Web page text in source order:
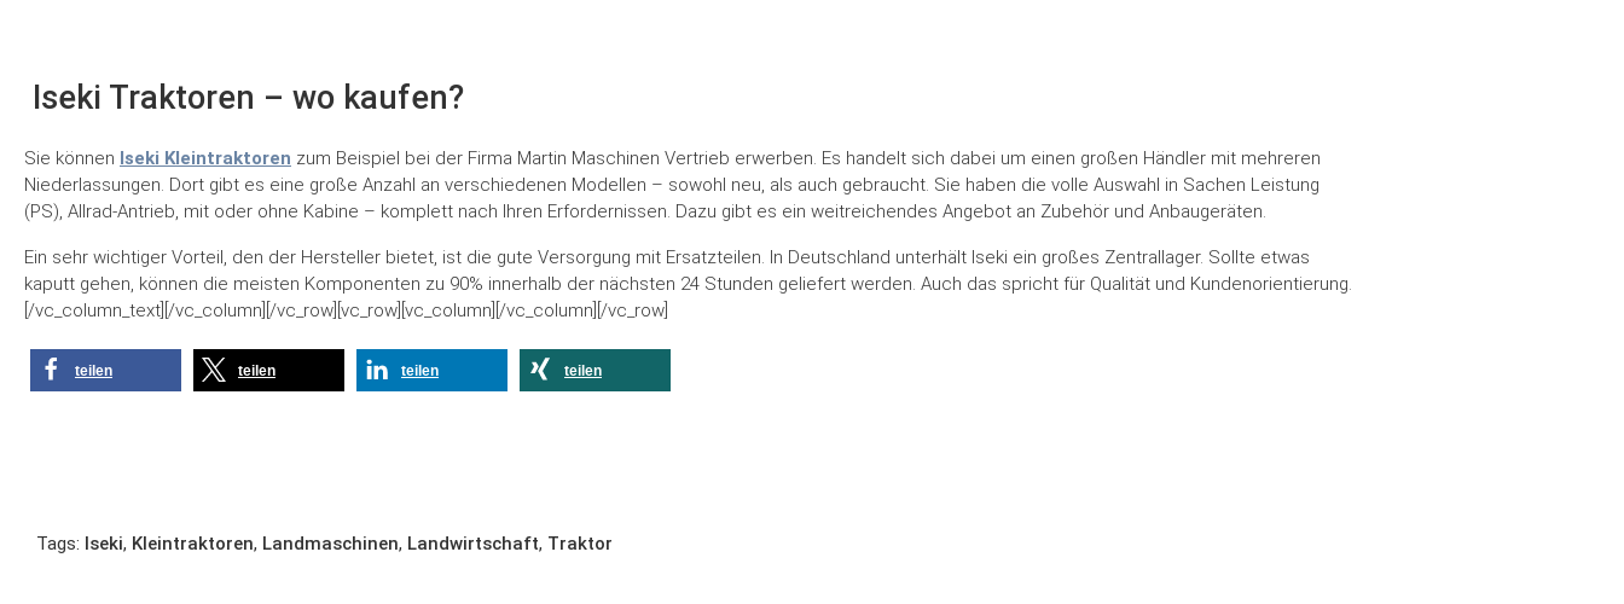
Iseki Traktoren – wo kaufen?
Sie können Iseki Kleintraktoren zum Beispiel bei der Firma Martin Maschinen Vertrieb erwerben. Es handelt sich dabei um einen großen Händler mit mehreren
Niederlassungen. Dort gibt es eine große Anzahl an verschiedenen Modellen – sowohl neu, als auch gebraucht. Sie haben die volle Auswahl in Sachen Leistung
(PS), Allrad-Antrieb, mit oder ohne Kabine – komplett nach Ihren Erfordernissen. Dazu gibt es ein weitreichendes Angebot an Zubehör und Anbaugeräten.
Ein sehr wichtiger Vorteil, den der Hersteller bietet, ist die gute Versorgung mit Ersatzteilen. In Deutschland unterhält Iseki ein großes Zentrallager. Sollte etwas
kaputt gehen, können die meisten Komponenten zu 90% innerhalb der nächsten 24 Stunden geliefert werden. Auch das spricht für Qualität und Kundenorientierung.
[/vc_column_text][/vc_column][/vc_row][vc_row][vc_column][/vc_column][/vc_row]
teilen teilen teilen teilen
Tags: Iseki, Kleintraktoren, Landmaschinen, Landwirtschaft, Traktor